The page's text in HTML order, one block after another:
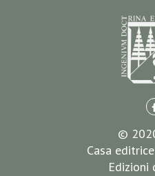
©
Casa
Edizioni